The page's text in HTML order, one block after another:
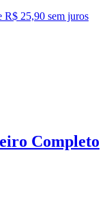
R$ 25,90 sem juros
Completo